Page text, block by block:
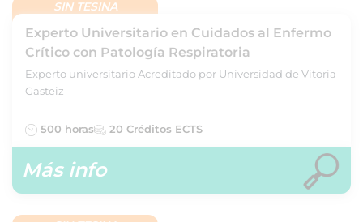
SIN TESINA
Experto Universitario en Cuidados al Enfermo
Crítico con Patología Respiratoria
Experto universitario Acreditado por Universidad de Vitoria-
Gasteiz
500 horas 20 Créditos ECTS
Más info